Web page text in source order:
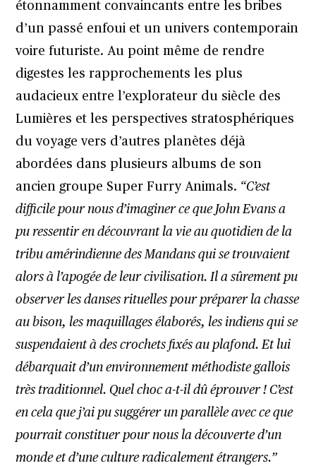
étonnamment convaincants entre les bribes
d’un passé enfoui et un univers contemporain
voire futuriste. Au point même de rendre
digestes les rapprochements les plus
audacieux entre l’explorateur du siècle des
Lumières et les perspectives stratosphériques
du voyage vers d’autres planètes déjà
abordées dans plusieurs albums de son
ancien groupe Super Furry Animals. “C’est
difficile pour nous d’imaginer ce que John Evans a
pu ressentir en découvrant la vie au quotidien de la
tribu amérindienne des Mandans qui se trouvaient
alors à l’apogée de leur civilisation. Il a sûrement pu
observer les danses rituelles pour préparer la chasse
au bison, les maquillages élaborés, les indiens qui se
suspendaient à des crochets fixés au plafond. Et lui
débarquait d’un environnement méthodiste gallois
très traditionnel. Quel choc a-t-il dû éprouver ! C’est
en cela que j’ai pu suggérer un parallèle avec ce que
pourrait constituer pour nous la découverte d’un
monde et d’une culture radicalement étrangers.”